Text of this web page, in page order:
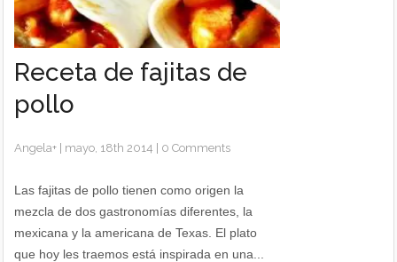
Receta de fajitas de
pollo
Angela+ mayo, 18th 2014 0 Comments
Las fajitas de pollo tienen como origen la
mezcla de dos gastronomías diferentes, la
mexicana y la americana de Texas. El plato
que hoy les traemos está inspirada en una...